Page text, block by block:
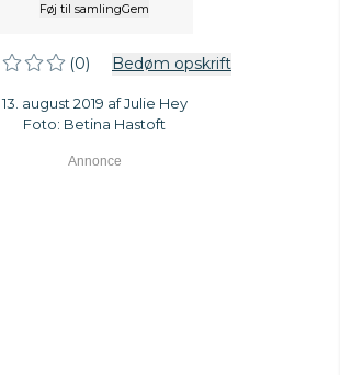
Føj til samlingGem
(0) Bedøm opskrift
13. august 2019 af Julie Hey
Foto: Betina Hastoft